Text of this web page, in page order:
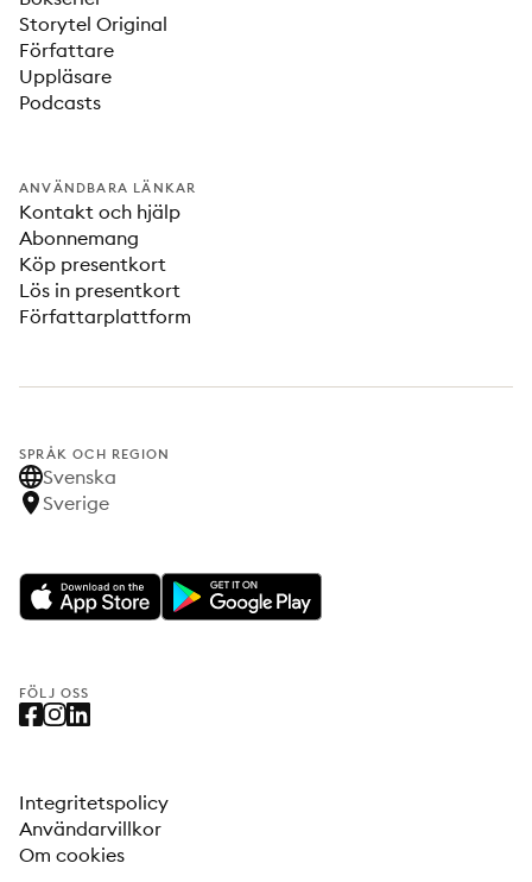
Storytel Original
Författare
Uppläsare
Podcasts
ANVÄNDBARA LÄNKAR
Kontakt och hjälp
Abonnemang
Köp presentkort
Lös in presentkort
Författarplattform
SPRÅK OCH REGION
Svenska
Sverige
FÖLJ OSS
Integritetspolicy
Användarvillkor
Om cookies